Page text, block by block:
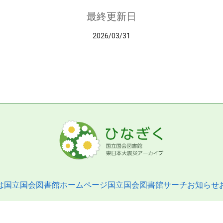
最終更新日
2026/03/31
国立国会図書館ホームページ国立国会図書館サーチお知らせ